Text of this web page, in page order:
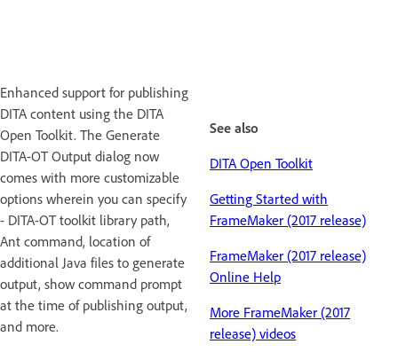
Enhanced support for publishing
DITA content using the DITA
Open Toolkit. The Generate
DITA-OT Output dialog now
comes with more customizable
options wherein you can specify
- DITA-OT toolkit library path,
Ant command, location of
additional Java files to generate
output, show command prompt
at the time of publishing output,
and more.
See also
DITA Open Toolkit
Getting Started with
FrameMaker (2017 release)
FrameMaker (2017 release)
Online Help
More FrameMaker (2017
release) videos